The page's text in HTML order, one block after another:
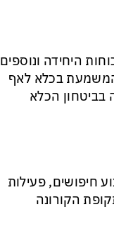
היחידה ונוספים
המשמעת בכלא לאף
בביטחון הכלא
חיפושים, פעילות
הקורונה